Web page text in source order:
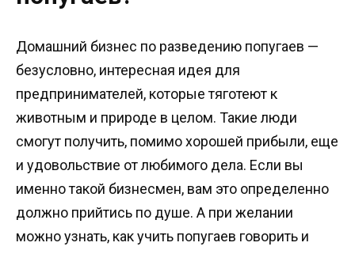
Домашний бизнес по разведению попугаев —
безусловно, интересная идея для
предпринимателей, которые тяготеют к
животным и природе в целом. Такие люди
смогут получить, помимо хорошей прибыли, еще
и удовольствие от любимого дела. Если вы
именно такой бизнесмен, вам это определенно
должно прийтись по душе. А при желании
можно узнать, как учить попугаев говорить и